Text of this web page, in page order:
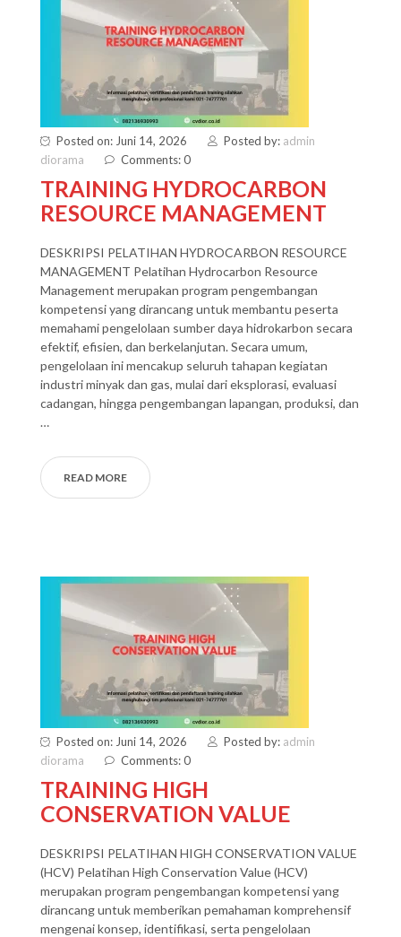
Posted on: Juni 14, 2026 Posted by: admin
diorama
Comments: 0
TRAINING HYDROCARBON
RESOURCE MANAGEMENT
DESKRIPSI PELATIHAN HYDROCARBON RESOURCE
MANAGEMENT Pelatihan Hydrocarbon Resource
Management merupakan program pengembangan
kompetensi yang dirancang untuk membantu peserta
memahami pengelolaan sumber daya hidrokarbon secara
efektif, efisien, dan berkelanjutan. Secara umum,
pengelolaan ini mencakup seluruh tahapan kegiatan
industri minyak dan gas, mulai dari eksplorasi, evaluasi
cadangan, hingga pengembangan lapangan, produksi, dan
…
READ MORE
Posted on: Juni 14, 2026 Posted by: admin
diorama
Comments: 0
TRAINING HIGH
CONSERVATION VALUE
DESKRIPSI PELATIHAN HIGH CONSERVATION VALUE
(HCV) Pelatihan High Conservation Value (HCV)
merupakan program pengembangan kompetensi yang
dirancang untuk memberikan pemahaman komprehensif
mengenai konsep, identifikasi, serta pengelolaan